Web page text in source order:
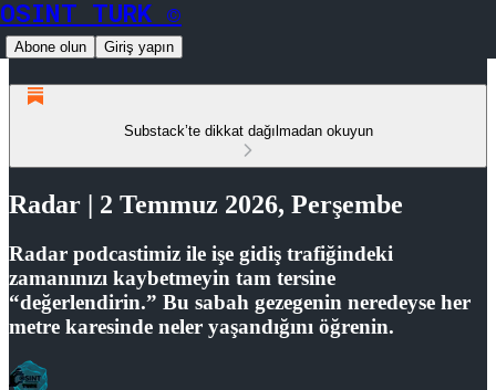
OSINT TURK ©
Abone olun Giriş yapın
Substack’te dikkat dağılmadan okuyun
Radar | 2 Temmuz 2026, Perşembe
Radar podcastimiz ile işe gidiş trafiğindeki
zamanınızı kaybetmeyin tam tersine
“değerlendirin.” Bu sabah gezegenin neredeyse her
metre karesinde neler yaşandığını öğrenin.